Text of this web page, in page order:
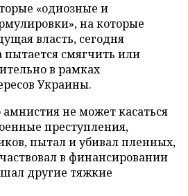
«одиозные и
на которые
власть, сегодня
пытается смягчить или
в рамках
Украины.
не может касаться
преступления,
пытал и убивал пленных,
в финансировании
другие тяжкие